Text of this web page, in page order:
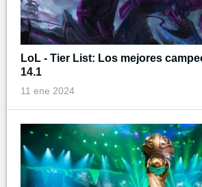
LoL - Tier List: Los mejores
14.1
11 ene 2024